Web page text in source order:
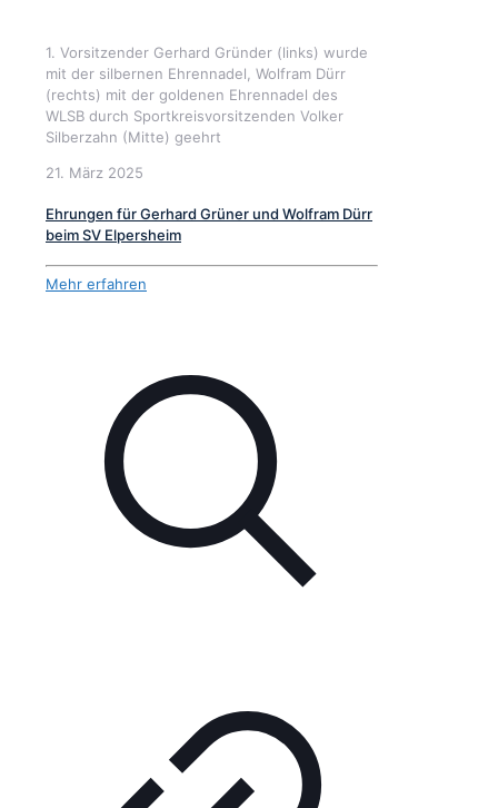
1. Vorsitzender Gerhard Gründer (links) wurde
mit der silbernen Ehrennadel, Wolfram Dürr
(rechts) mit der goldenen Ehrennadel des
WLSB durch Sportkreisvorsitzenden Volker
Silberzahn (Mitte) geehrt
21. März 2025
Ehrungen für Gerhard Grüner und Wolfram Dürr
beim SV Elpersheim
Mehr erfahren